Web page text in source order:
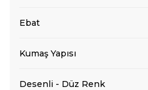
Ebat
Kumaş Yapısı
Desenli - Düz Renk